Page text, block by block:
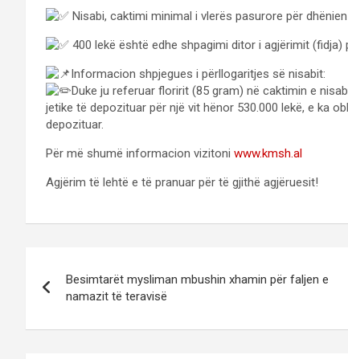
Nisabi, caktimi minimal i vlerës pasurore për
400 lekë është edhe shpagimi ditor i agjërimit
Informacion shpjegues i përllogaritjes së nisabit:
Duke ju referuar floririt (85 gram) në caktimin e
jetike të depozituar për një vit hënor 530.000 lekë, e ka
depozituar.
Për më shumë informacion vizitoni www.kmsh.al
Agjërim të lehtë e të pranuar për të gjithë agjëruesit!
navigation
Besimtarët mysliman mbushin xhamin për faljen e
namazit të teravisë